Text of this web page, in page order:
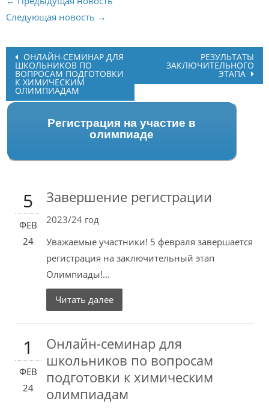
Следующая новость →
Post
navigation
ОНЛАЙН-СЕМИНАР ДЛЯ
ШКОЛЬНИКОВ ПО
ВОПРОСАМ ПОДГОТОВКИ
К ХИМИЧЕСКИМ
ОЛИМПИАДАМ
РЕЗУЛЬТАТЫ
ЗАКЛЮЧИТЕЛЬНОГО
ЭТАПА
Регистрация на участие в
олимпиаде
5
ФЕВ
24
Завершение регистрации
2023/24 год
Уважаемые участники! 5 февраля завершается
регистрация на заключительный этап
Олимпиады!...
Читать далее
1
ФЕВ
24
Онлайн-семинар для
школьников по вопросам
подготовки к химическим
олимпиадам